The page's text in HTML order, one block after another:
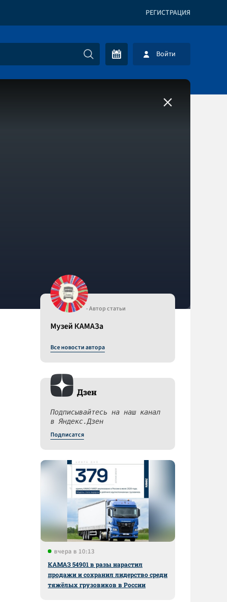
РЕГИСТРАЦИЯ
Войти
- Автор статьи
Музей КАМАЗа
Все новости автора
Дзен
Подписывайтесь на наш канал
в Яндекс.Дзен
Подписатся
вчера в 10:13
КАМАЗ 54901 в разы нарастил
продажи и сохранил лидерство среди
тяжёлых грузовиков в России